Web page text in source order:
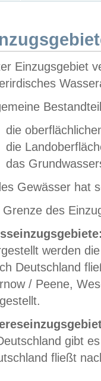
Einzugsgebiet
die
die
das
Gewässer hat
Grenze des
werden
Deutschland
/ Peene,
gibt
fließt